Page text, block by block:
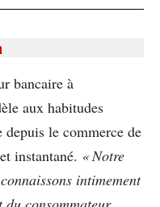
bancaire à
aux habitudes
le commerce de
instantané. « Notre
intimement